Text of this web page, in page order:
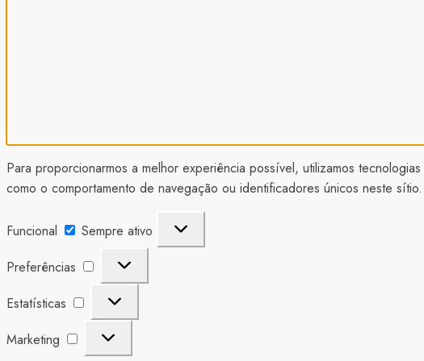
Para proporcionarmos a melhor experiência possível, utilizamos
como o comportamento de navegação ou identificadores únicos neste
Funcional
Sempre ativo
Preferências
Preferências
Estatísticas
Estatísticas
Marketing
Marketing